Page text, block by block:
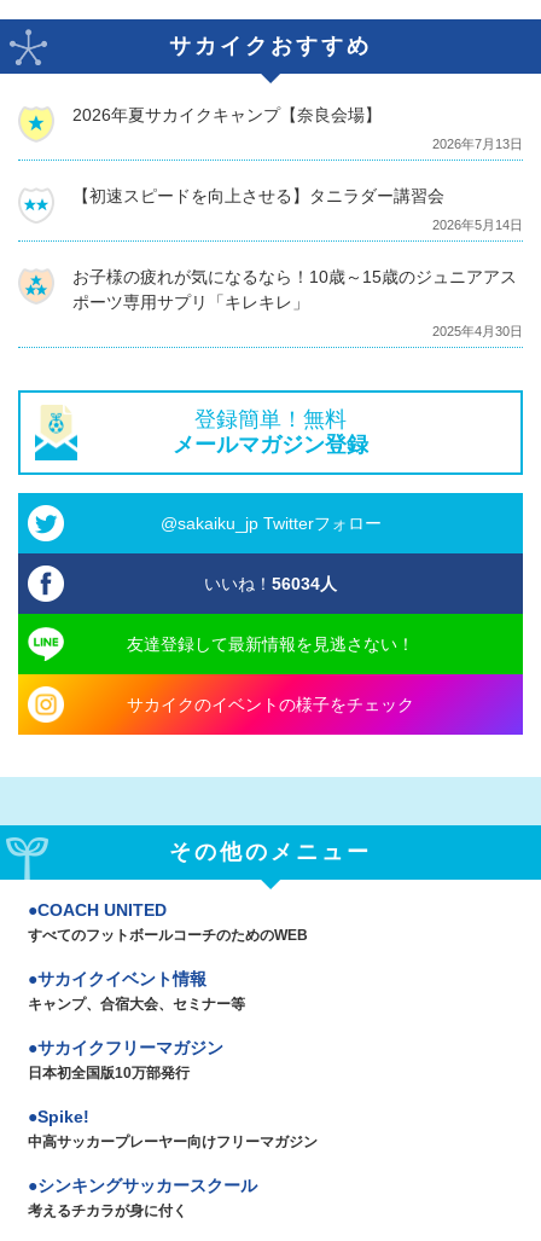
サカイクおすすめ
2026年夏サカイクキャンプ【奈良会場】
2026年7月13日
【初速スピードを向上させる】タニラダー講習会
2026年5月14日
お子様の疲れが気になるなら！10歳～15歳のジュニアアス
ポーツ専用サプリ「キレキレ」
2025年4月30日
登録簡単！無料
メールマガジン登録
@sakaiku_jp Twitterフォロー
いいね！ 56034人
友達登録して最新情報を見逃さない！
サカイクのイベントの様子をチェック
その他のメニュー
COACH UNITED
すべてのフットボールコーチのためのWEB
サカイクイベント情報
キャンプ、合宿大会、セミナー等
サカイクフリーマガジン
日本初全国版10万部発行
Spike!
中高サッカープレーヤー向けフリーマガジン
シンキングサッカースクール
考えるチカラが身に付く